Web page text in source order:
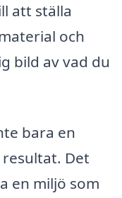
att ställa
och
bild av vad du
bara en
Det
en miljö som